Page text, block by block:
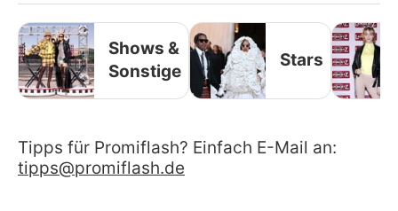
Shows &
Sonstige
Stars
Tipps für Promiflash? Einfach E-Mail an:
tipps@promiflash.de